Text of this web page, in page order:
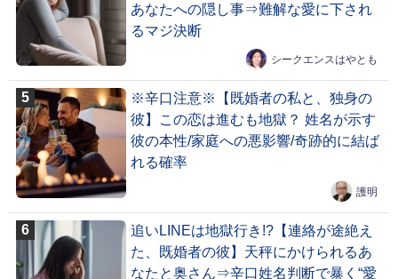
あなたへの隠し事⇒難解な愛に下され
るマジ決断
シークエンスはやとも
※辛口注意※【既婚者の私と、独身の
彼】この恋は進むも地獄？ 姓名が示す
彼の本性/家庭への悪影響/奇跡的に結ば
れる確率
護明
追いLINEは地獄行き!?【連絡が途絶え
た、既婚者の彼】天秤にかけられるあ
なたと奥さん⇒辛口姓名判断で暴く“愛